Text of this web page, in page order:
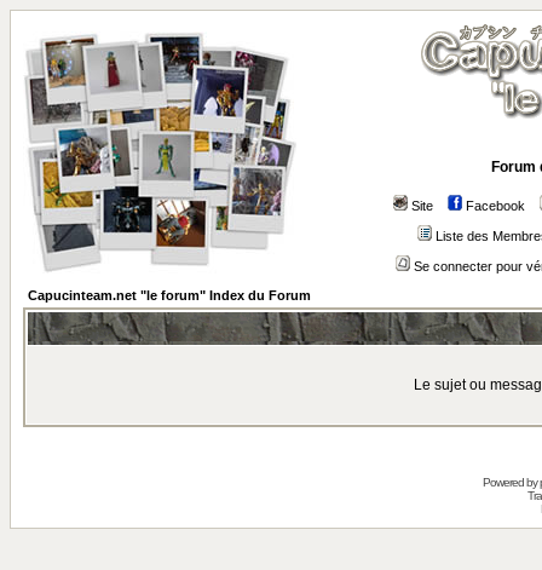
Forum
Site Facebook
Liste des
Se connecter pour
Capucinteam.net "le forum" Index du Forum
Le sujet ou
Powered by